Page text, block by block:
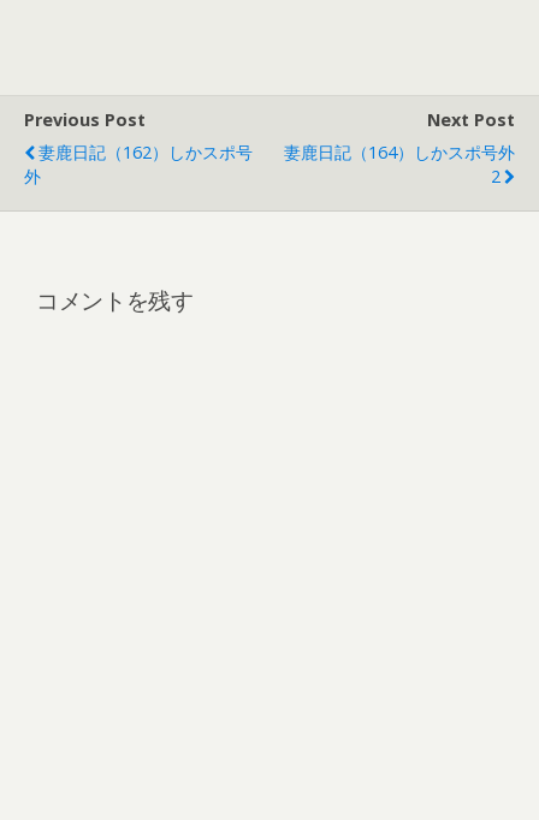
Previous Post
妻鹿日記（162）しかスポ号
外
Next Post
妻鹿日記（164）しかスポ号外
2
コメントを残す